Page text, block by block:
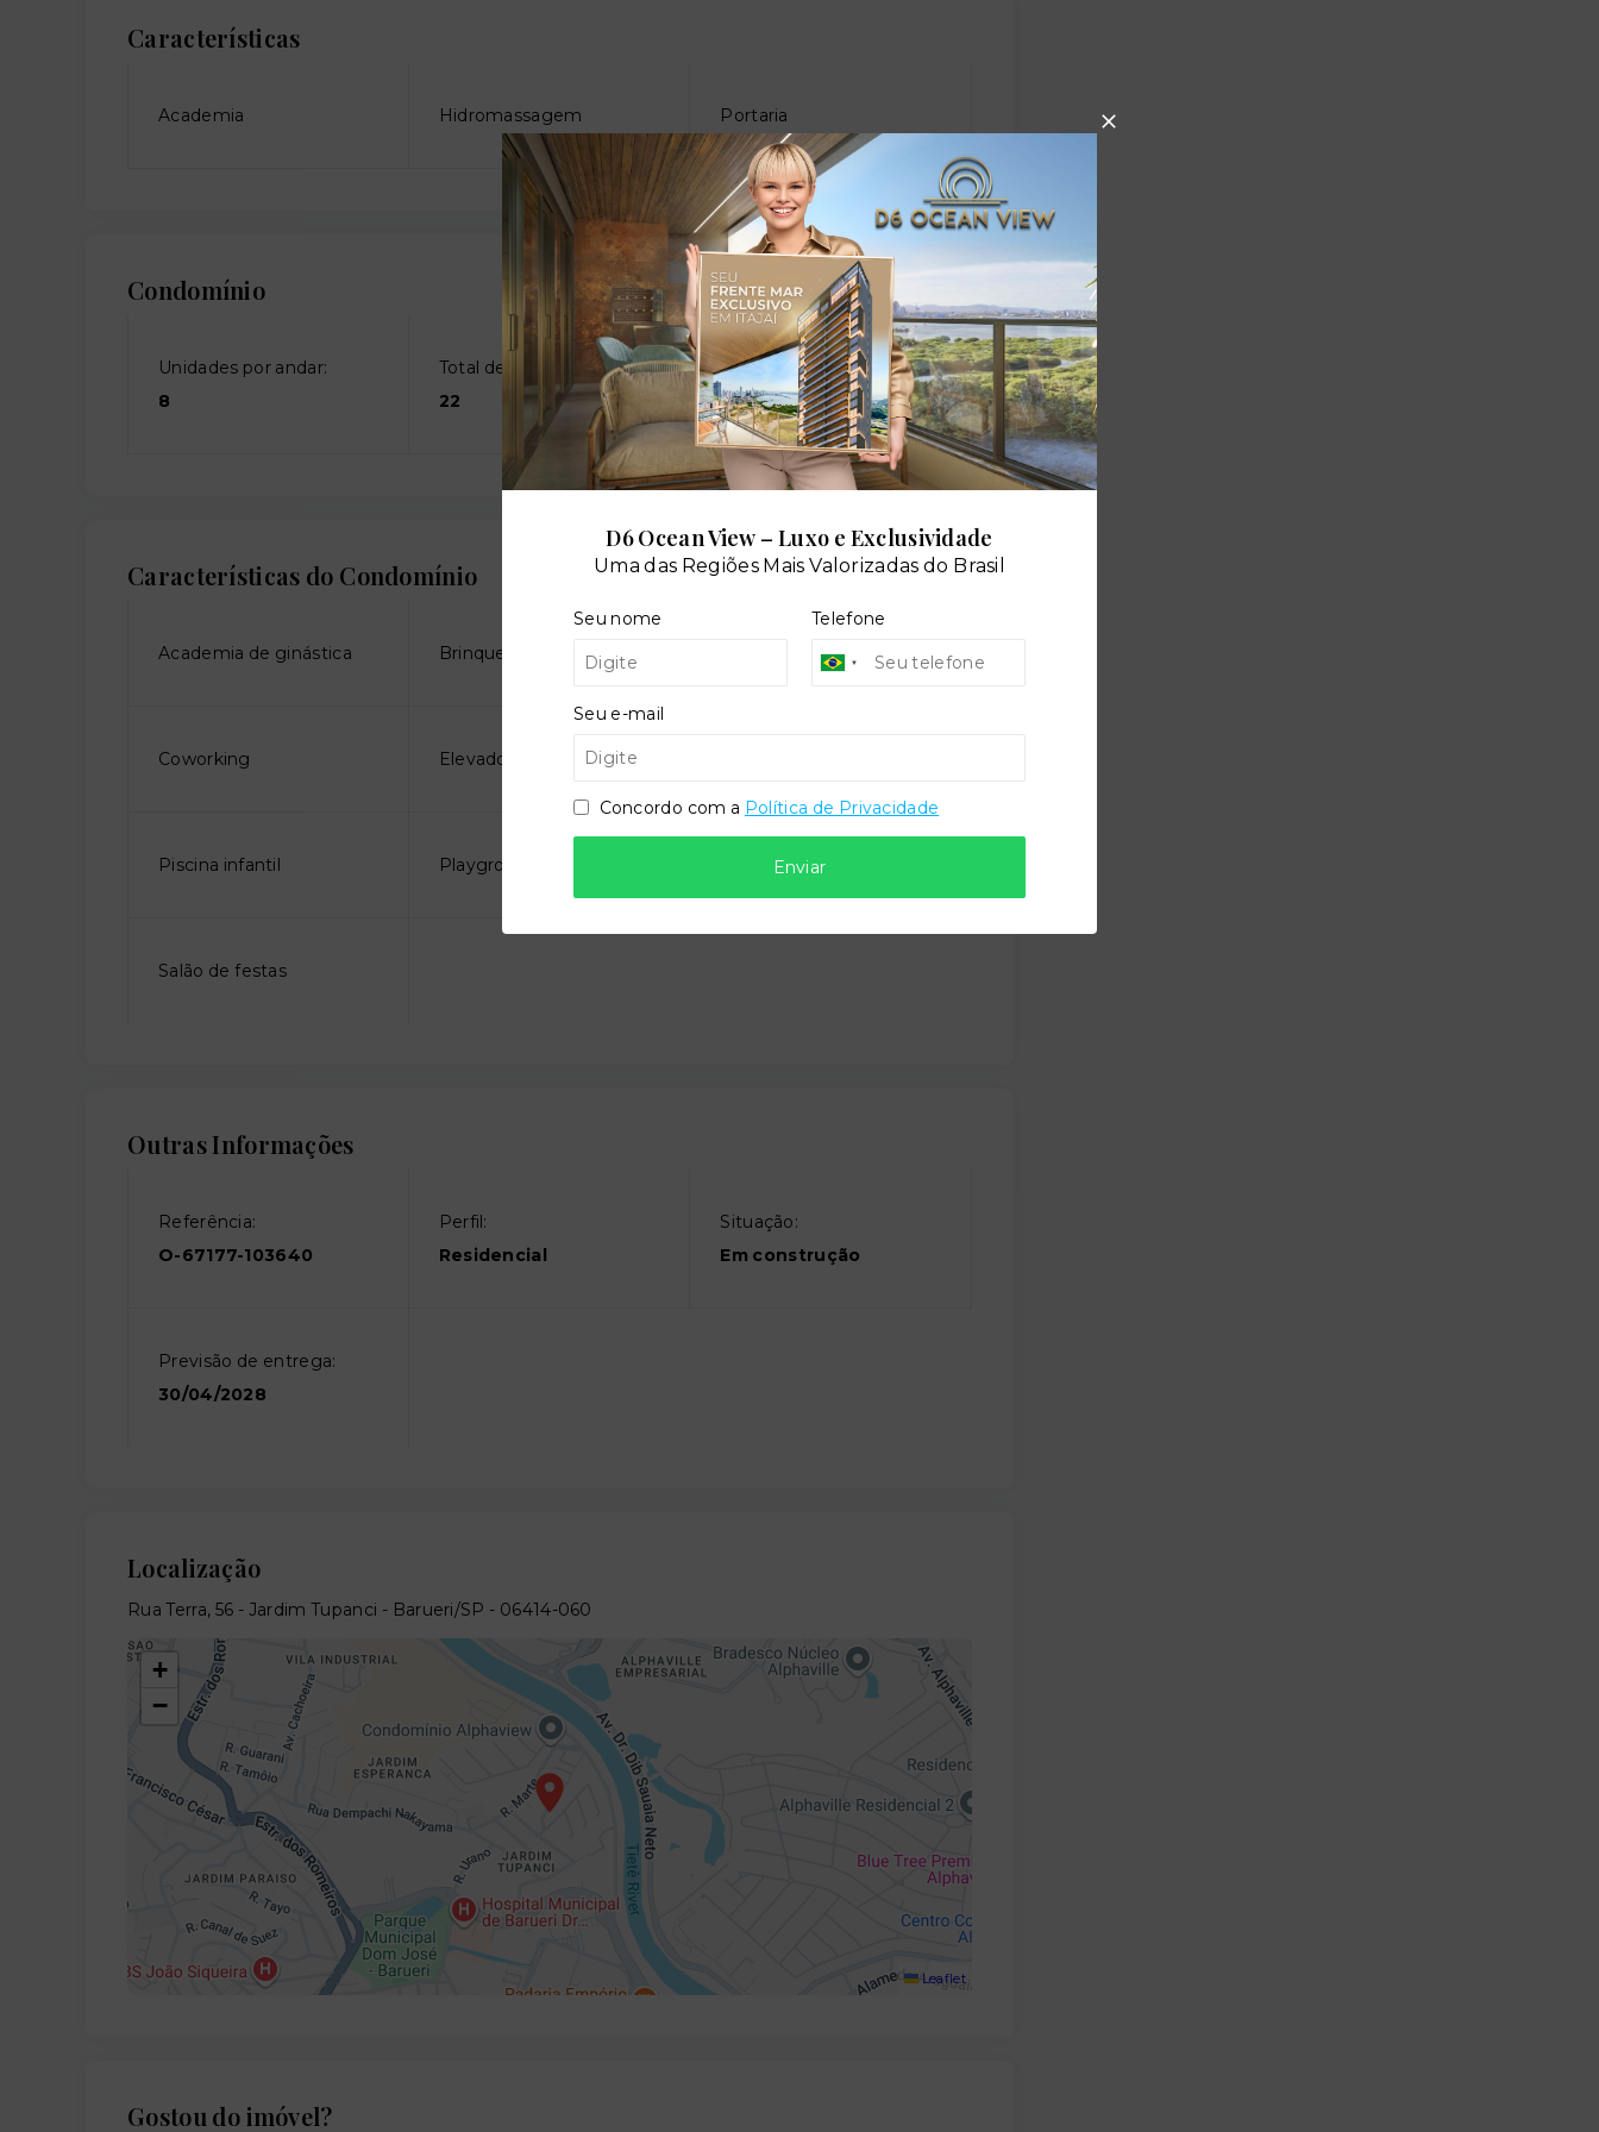
Características
Academia Hidromassagem Portaria
Condomínio
Unidades por andar:
8
Total de andares:
22
Características do Condomínio
Academia de ginástica Brinquedoteca Churrasqueira
Coworking Elevador social
Piscina infantil Playground Quadra poliesportiva
Salão de festas
Outras Informações
Referência:
O-67177-103640
Perfil:
Residencial
Situação:
Em construção
Previsão de entrega:
30/04/2028
Localização
Rua Terra, 56 - Jardim Tupanci - Barueri/SP - 06414-060
+
−
Leaflet
Gostou do imóvel?
D6 Ocean View – Luxo e Exclusividade
Uma das Regiões Mais Valorizadas do Brasil
Seu nome Telefone
Seu e-mail
Concordo com a Política de Privacidade
Enviar